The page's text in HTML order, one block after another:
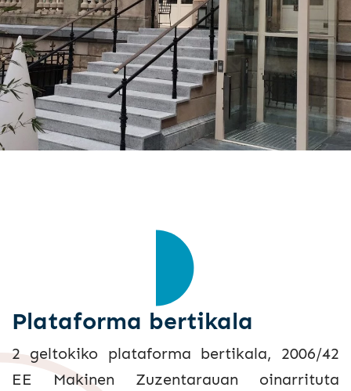
Plataforma bertikala
2 geltokiko plataforma bertikala, 2006/42
EE Makinen Zuzentarauan oinarrituta